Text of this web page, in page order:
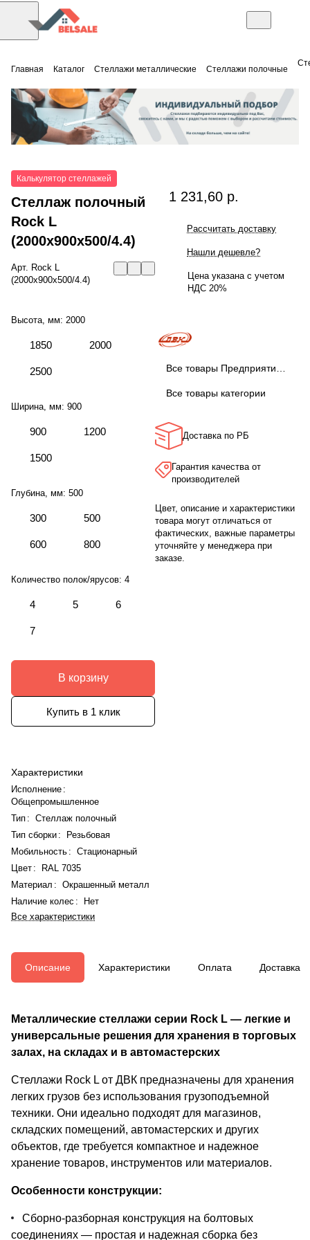
Главная Каталог Стеллажи металлические Стеллажи полочные
Калькулятор стеллажей
Стеллаж полочный
Rock L
(2000x900x500/4.4)
Арт. Rock L
(2000x900x500/4.4)
Высота, мм: 2000
1850 2000
2500
Ширина, мм: 900
900 1200
1500
Глубина, мм: 500
300 500
600 800
Количество полок/ярусов: 4
4 5 6
7
В корзину
Купить в 1 клик
Характеристики
Исполнение :
Общепромышленное
Тип : Стеллаж полочный
Тип сборки:
Резьбовая
Мобильность : Стационарный
Цвет :
RAL 7035
Материал : Окрашенный металл
Наличие колес :
Нет
Все характеристики
1 231,60 р.
Рассчитать доставку
Нашли дешевле?
Цена указана с учетом
НДС 20%
Все товары Предприятие ДВК
Все товары категории
Доставка по РБ
Гарантия качества от
производителей
Цвет, описание и характеристики
товара могут отличаться от
фактических, важные параметры
уточняйте у менеджера при
заказе.
Описание Характеристики Оплата Доставка
Металлические стеллажи серии Rock L — легкие и
универсальные решения для хранения в торговых
залах, на складах и в автомастерских
Стеллажи Rock L от ДВК предназначены для хранения
легких грузов без использования грузоподъемной
техники. Они идеально подходят для магазинов,
складских помещений, автомастерских и других
объектов, где требуется компактное и надежное
хранение товаров, инструментов или материалов.
Особенности конструкции:
Сборно-разборная конструкция на болтовых
соединениях — простая и надежная сборка без